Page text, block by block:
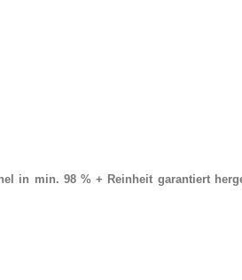
in min. 98 % + Reinheit garantiert